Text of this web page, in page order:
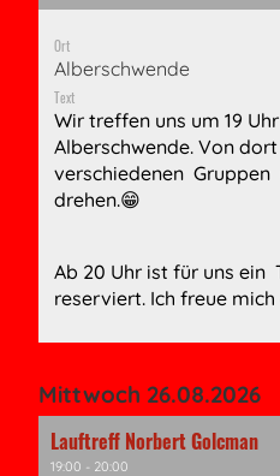
Ort
Alberschwende
Text
Wir treffen uns um 19
Alberschwende. Von
verschiedenen Gruppen
drehen.😁
Ab 20 Uhr ist für uns ein
reserviert. Ich freue
Mittwoch 26.08.2026
Lauftreff Norbert Golcman
19:00 - 20:00